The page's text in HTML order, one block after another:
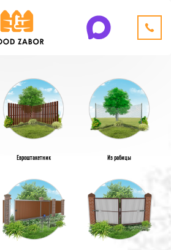
Евроштакетник Из рабицы